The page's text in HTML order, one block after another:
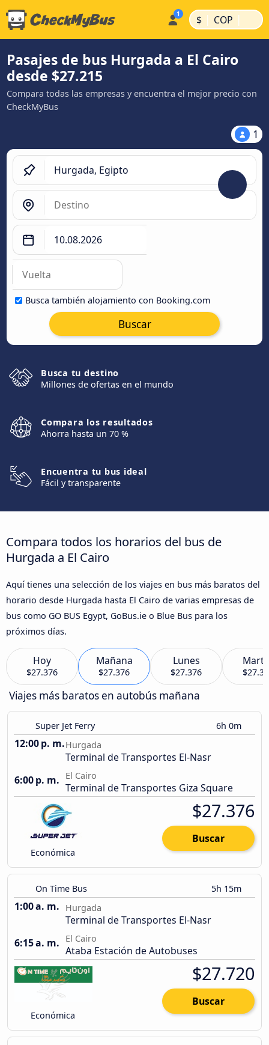
$ | COP |
Pasajes de bus Hurgada a El Cairo
desde $27.215
Compara todas las empresas y encuentra el mejor precio con
CheckMyBus
1
Busca también alojamiento con Booking.com
Buscar
Busca tu destino
Millones de ofertas en el mundo
Compara los resultados
Ahorra hasta un 70 %
Encuentra tu bus ideal
Fácil y transparente
Compara todos los horarios del bus de
Hurgada a El Cairo
Aquí tienes una selección de los viajes en bus más baratos del
horario desde Hurgada hasta El Cairo de varias empresas de
bus como GO BUS Egypt, GoBus.ie o Blue Bus para los
próximos días.
Hoy
$27.376
Mañana
$27.376
Lunes
$27.376
Viajes más baratos en autobús mañana
Super Jet Ferry 6h 0m
12:00 p. m.Hurgada
Terminal de Transportes El-Nasr
6:00 p. m.
El Cairo
Terminal de Transportes Giza Square
Económica
$27.376
Buscar
On Time Bus 5h 15m
1:00 a. m. Hurgada
Terminal de Transportes El-Nasr
6:15 a. m.
El Cairo
Ataba Estación de Autobuses
Económica
$27.720
Buscar